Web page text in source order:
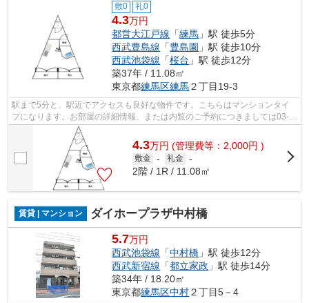
敷0 礼0
4.3万円
都営大江戸線 「練馬 」駅 徒歩5分
西武豊島線 「豊島園 」駅 徒歩10分
西武池袋線 「桜台 」駅 徒歩12分
築37年 / 11.08㎡
東京都練馬区練馬２丁目19-3
駅まで5分と、駅近でアクセスも良好な物件です。こちらはマンションタイ
プになります。お部屋の詳細情報、または内覧のご予約につきましては03-
5947-4800までお問い合わせください。ユ...
4.3万円 (管理費等：2,000円 )
敷金 - 礼金 -
2階 / 1R / 11.08㎡
賃貸 | マンション ダイホープラザ中村橋
5.7万円
西武池袋線 「中村橋 」駅 徒歩12分
西武新宿線 「都立家政 」駅 徒歩14分
築34年 / 18.20㎡
東京都練馬区中村２丁目5－4